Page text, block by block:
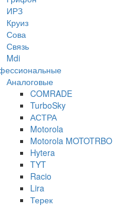
ИРЗ
Круиз
Сова
Связь
Mdi
Аналоговые
COMRADE
TurboSky
АСТРА
Motorola
Motorola MOTOTRBO
Hytera
TYT
Racio
Lira
Терек